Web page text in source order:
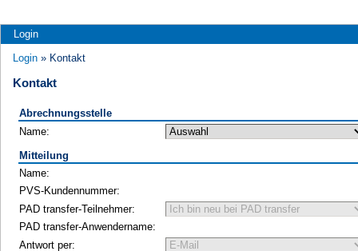
Login
Login » Kontakt
Kontakt
Abrechnungsstelle
Name:
Mitteilung
Name:
PVS-Kundennummer:
PAD transfer-Teilnehmer:
PAD transfer-Anwendername:
Antwort per: